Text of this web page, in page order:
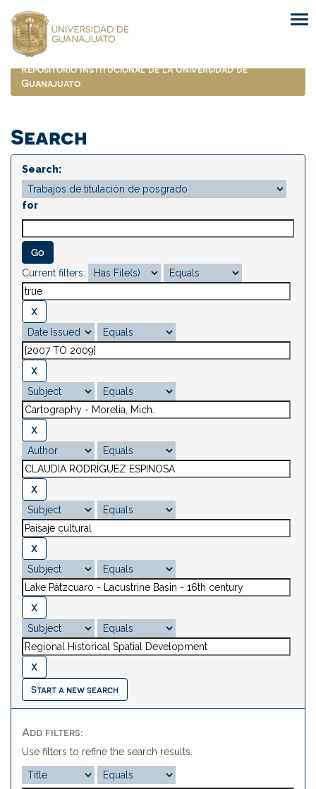
navigation
Repositorio Institucional de la Universidad de
Guanajuato
Search
Search:
for
Current filters:
Start a new search
Add filters:
Use filters to refine the search results.